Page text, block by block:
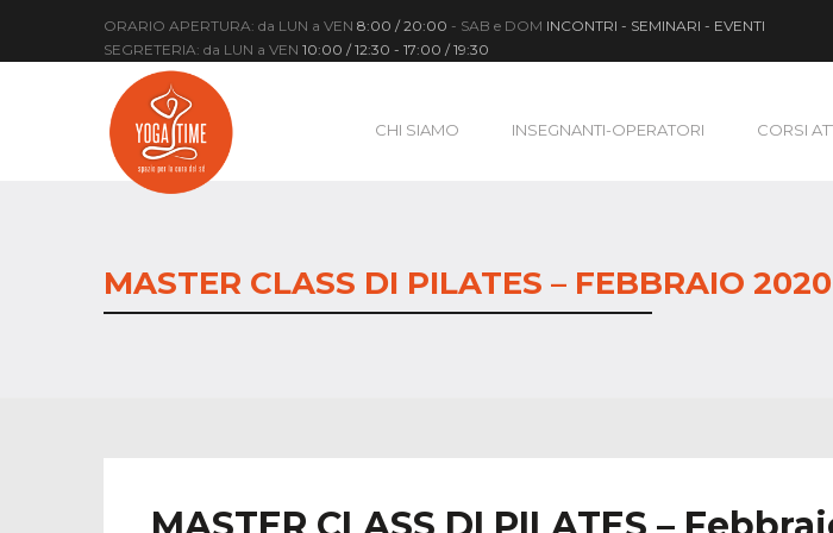
ORARIO APERTURA: da LUN a VEN 8:00 / 20:00 - SAB e DOM INCONTRI - SEMINARI - EVENTI
SEGRETERIA: da LUN a VEN 10:00 / 12:30 - 17:00 / 19:30
CHI SIAMO INSEGNANTI-OPERATORI CORSI
MASTER CLASS DI PILATES – FEBBRAIO